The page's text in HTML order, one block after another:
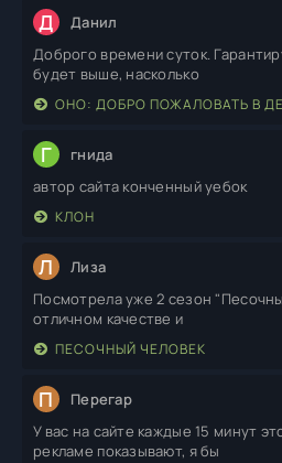
Д Данил
Доброго времени суток.
будет выше, насколько
ОНО: ДОБРО ПОЖАЛОВАТЬ В
Г гнида
автор сайта конченный уебок
КЛОН
Л Лиза
Посмотрела уже 2 сезон
отличном качестве и
ПЕСОЧНЫЙ ЧЕЛОВЕК
П Перегар
У вас на сайте каждые 15 минут
рекламе показывают, я бы